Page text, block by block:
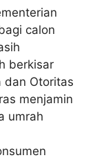
calon
berkisar
dan Otoritas
menjamin
umrah